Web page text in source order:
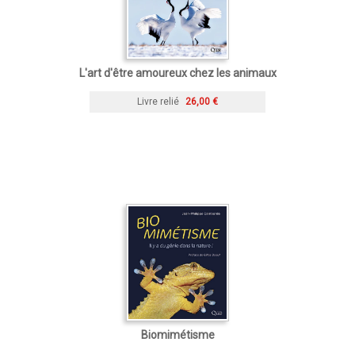
L'art d'être amoureux chez les animaux
Livre relié 26,00 €
Biomimétisme